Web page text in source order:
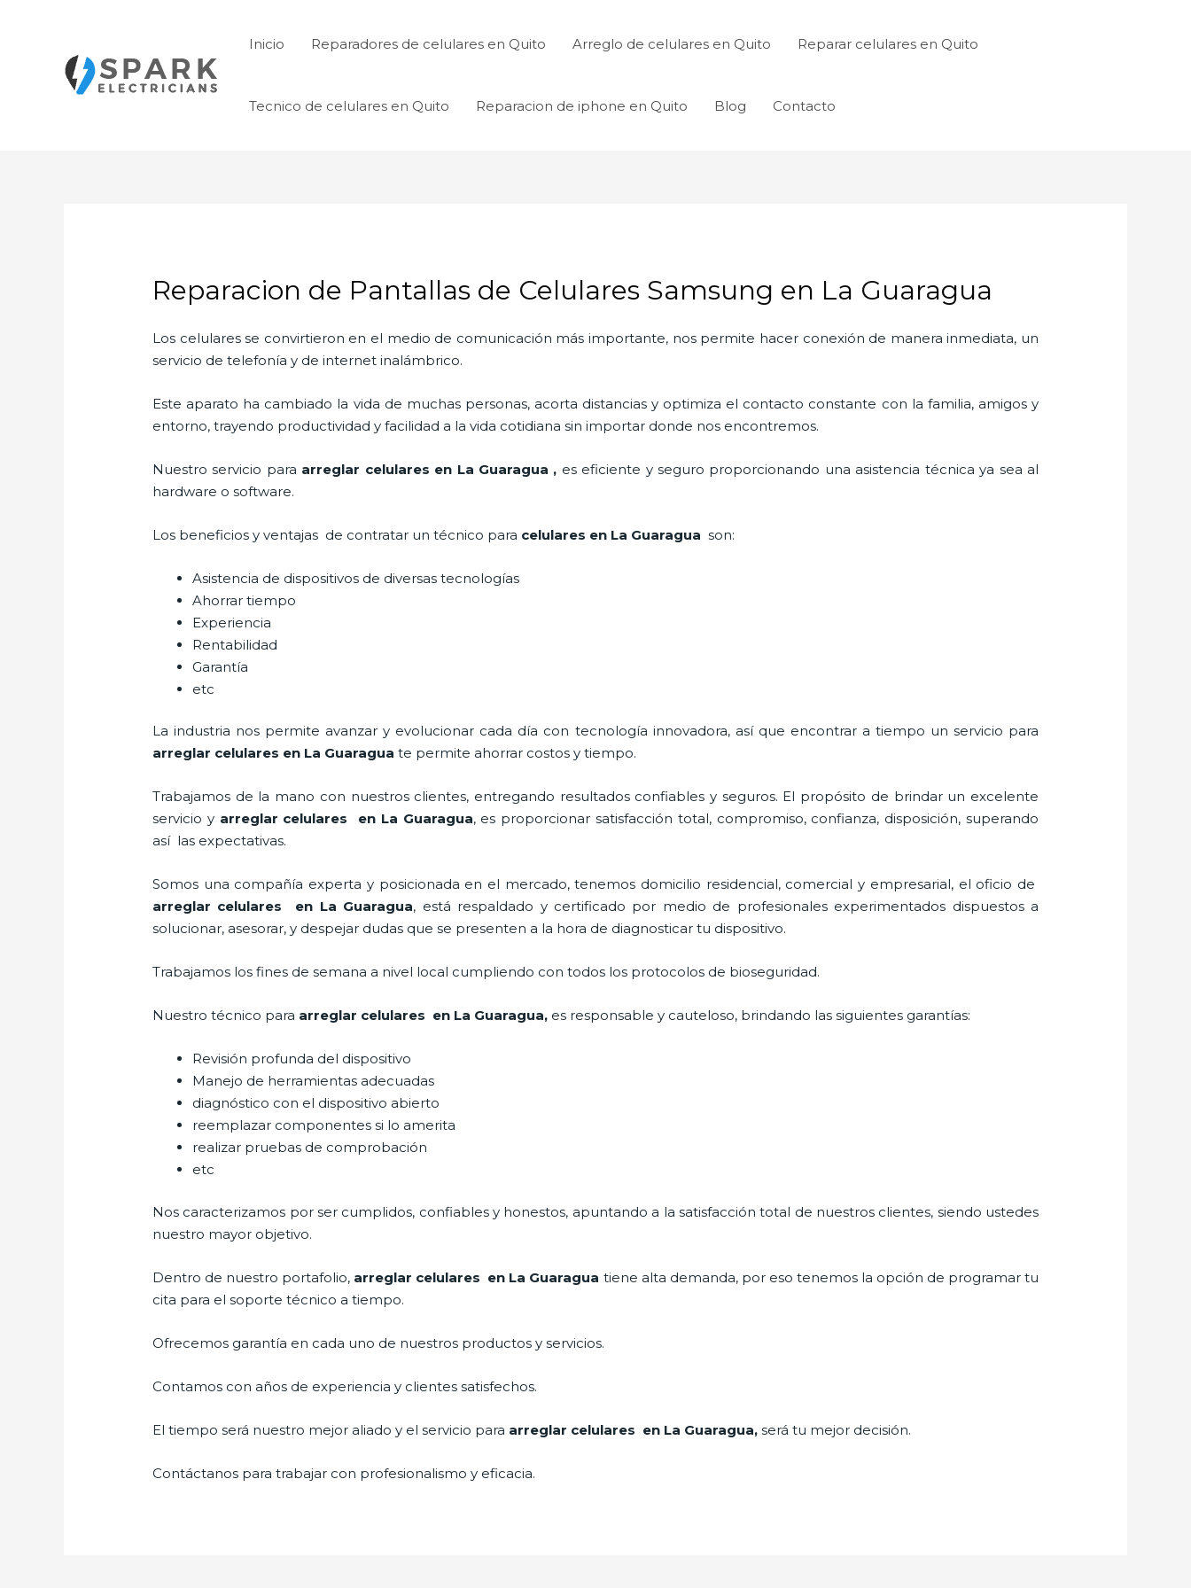
Inicio Reparadores de celulares en Quito Arreglo de celulares en Quito Reparar celulares en Quito
Tecnico de celulares en Quito Reparacion de iphone en Quito Blog Contacto
Reparacion de Pantallas de Celulares Samsung en La Guaragua
Los celulares se convirtieron en el medio de comunicación más importante, nos permite hacer conexión de manera inmediata, un
servicio de telefonía y de internet inalámbrico.
Este aparato ha cambiado la vida de muchas personas, acorta distancias y optimiza el contacto constante con la familia, amigos y
entorno, trayendo productividad y facilidad a la vida cotidiana sin importar donde nos encontremos.
Nuestro servicio para arreglar celulares en La Guaragua , es eficiente y seguro proporcionando una asistencia técnica ya sea al
hardware o software.
Los beneficios y ventajas de contratar un técnico para celulares en La Guaraguason:
Asistencia de dispositivos de diversas tecnologías
Ahorrar tiempo
Experiencia
Rentabilidad
Garantía
etc
La industria nos permite avanzar y evolucionar cada día con tecnología innovadora, así que encontrar a tiempo un servicio para
arreglar celulares en La Guaragua te permite ahorrar costos y tiempo.
Trabajamos de la mano con nuestros clientes, entregando resultados confiables y seguros. El propósito de brindar un excelente
servicio y arreglar celulares en La Guaragua, es proporcionar satisfacción total, compromiso, confianza, disposición, superando
así las expectativas.
Somos una compañía experta y posicionada en el mercado, tenemos domicilio residencial, comercial y empresarial, el oficio de
arreglar celulares en La Guaragua, está respaldado y certificado por medio de profesionales experimentados dispuestos a
solucionar, asesorar, y despejar dudas que se presenten a la hora de diagnosticar tu dispositivo.
Trabajamos los fines de semana a nivel local cumpliendo con todos los protocolos de bioseguridad.
Nuestro técnico para arreglar celulares en La Guaragua, es responsable y cauteloso, brindando las siguientes garantías:
Revisión profunda del dispositivo
Manejo de herramientas adecuadas
diagnóstico con el dispositivo abierto
reemplazar componentes si lo amerita
realizar pruebas de comprobación
etc
Nos caracterizamos por ser cumplidos, confiables y honestos, apuntando a la satisfacción total de nuestros clientes, siendo ustedes
nuestro mayor objetivo.
Dentro de nuestro portafolio, arreglar celulares en La Guaragua tiene alta demanda, por eso tenemos la opción de programar tu
cita para el soporte técnico a tiempo.
Ofrecemos garantía en cada uno de nuestros productos y servicios.
Contamos con años de experiencia y clientes satisfechos.
El tiempo será nuestro mejor aliado y el servicio para arreglar celulares en La Guaragua,será tu mejor decisión.
Contáctanos para trabajar con profesionalismo y eficacia.